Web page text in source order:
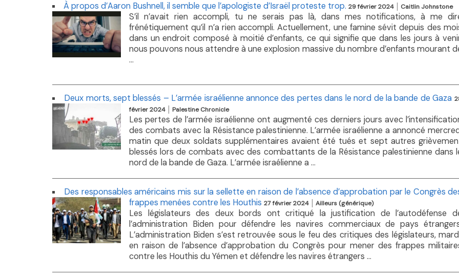
À propos d’Aaron Bushnell, il semble que l’apologiste d’Israël proteste trop. 29 février 2024 Caitlin Johnstone
S’il n’avait rien accompli, tu ne serais pas là, dans mes notifications, à me
frénétiquement qu’il n’a rien accompli. Actuellement, une famine sévit depuis des
dans un endroit composé à moitié d’enfants, ce qui signifie que dans les jours à
nous pouvons nous attendre à une explosion massive du nombre d’enfants mourant
...
Deux morts, sept blessés – L’armée israélienne annonce des pertes dans le nord de la bande de Gaza
février 2024
Palestine Chronicle
Les pertes de l’armée israélienne ont augmenté ces derniers jours avec
des combats avec la Résistance palestinienne. L’armée israélienne a annoncé
matin que deux soldats supplémentaires avaient été tués et sept autres
blessés lors de combats avec des combattants de la Résistance palestinienne dans
nord de la bande de Gaza. L’armée israélienne a ...
Des responsables américains mis sur la sellette en raison de l’absence d’approbation par le Congrès
frappes menées contre les Houthis 27 février 2024 Ailleurs (générique)
Les législateurs des deux bords ont critiqué la justification de l’autodéfense
l’administration Biden pour défendre les navires commerciaux de pays
L’administration Biden s’est retrouvée sous le feu des critiques des législateurs,
en raison de l’absence d’approbation du Congrès pour mener des frappes
contre les Houthis du Yémen et défendre les navires étrangers ...